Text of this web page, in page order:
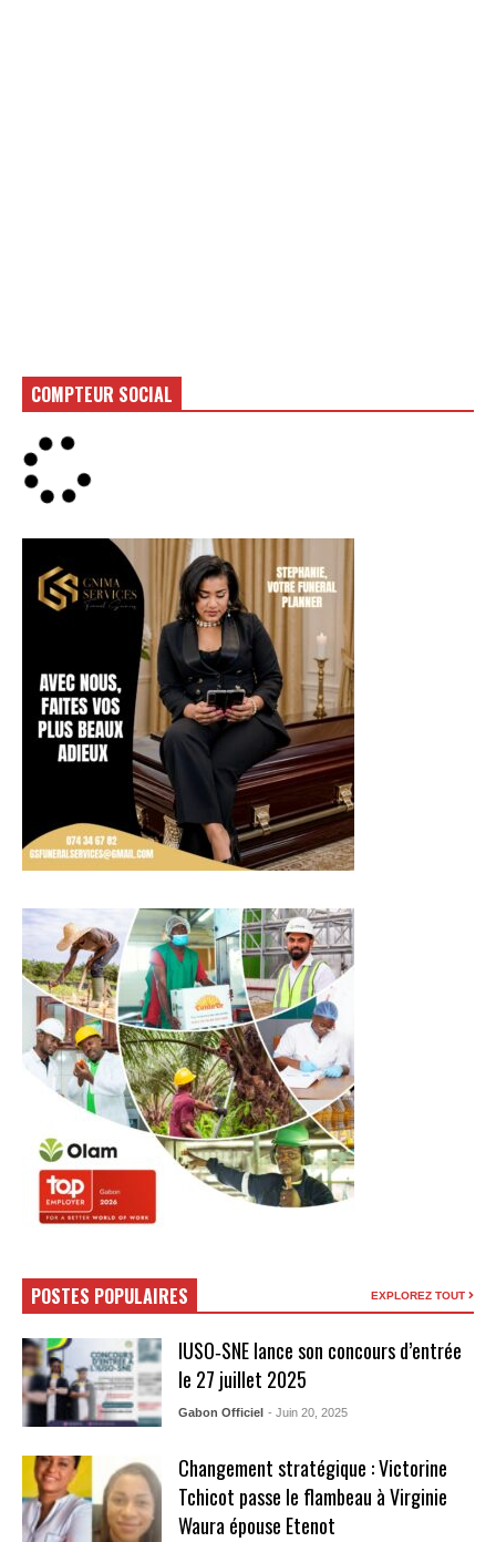
COMPTEUR SOCIAL
POSTES POPULAIRES EXPLOREZ TOUT
IUSO‑SNE lance son concours d’entrée
le 27 juillet 2025
Gabon Officiel - Juin 20, 2025
Changement stratégique : Victorine
Tchicot passe le flambeau à Virginie
Waura épouse Etenot